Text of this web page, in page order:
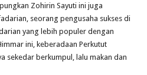
Zohirin Sayuti ini juga
seorang pengusaha sukses di
yang lebih populer dengan
ini, keberadaan Perkutut
sekedar berkumpul, lalu makan dan